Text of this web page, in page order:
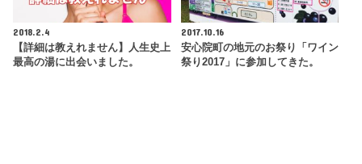
2018.2.4
【詳細は教えれません】人生史上
最高の湯に出会いました。
2017.10.16
安心院町の地元のお祭り「ワイン
祭り2017」に参加してきた。